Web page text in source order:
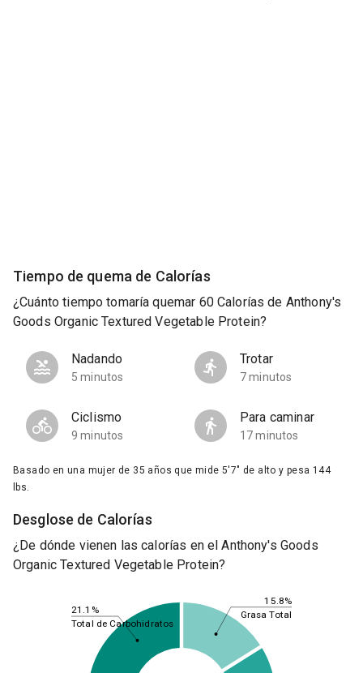
Tiempo de quema de Calorías
¿Cuánto tiempo tomaría quemar 60 Calorías de Anthony's
Goods Organic Textured Vegetable Protein?
Nadando
5 minutos
Trotar
7 minutos
Ciclismo
9 minutos
Para caminar
17 minutos
Basado en una mujer de 35 años que mide 5'7" de alto y pesa 144
lbs.
Desglose de Calorías
¿De dónde vienen las calorías en el Anthony's Goods
Organic Textured Vegetable Protein?
15.8%
21.1%
Grasa Total
Total de Carbohidratos